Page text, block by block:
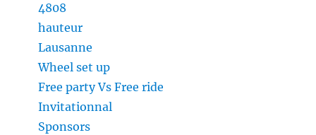
4808
hauteur
Lausanne
Wheel set up
Free party Vs Free ride
Invitationnal
Sponsors